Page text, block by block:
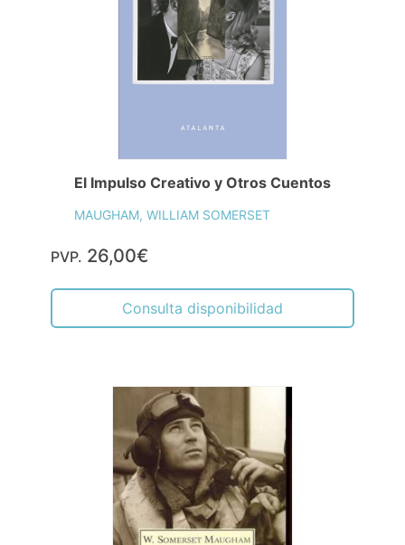
El Impulso Creativo y Otros Cuentos
MAUGHAM, WILLIAM SOMERSET
PVP. 26,00€
Consulta disponibilidad